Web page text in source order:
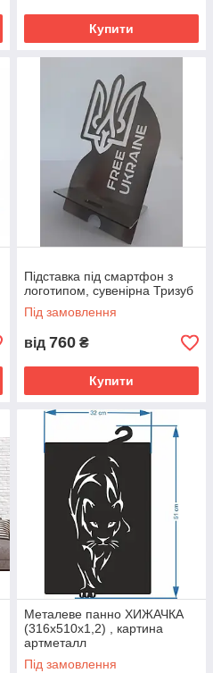
Купити
Підставка під смартфон з
логотипом, сувенірна Тризуб
Під замовлення
від 760 ₴
Купити
Металеве панно ХИЖАЧКА
(316х510х1,2) , картина
артметалл
Під замовлення